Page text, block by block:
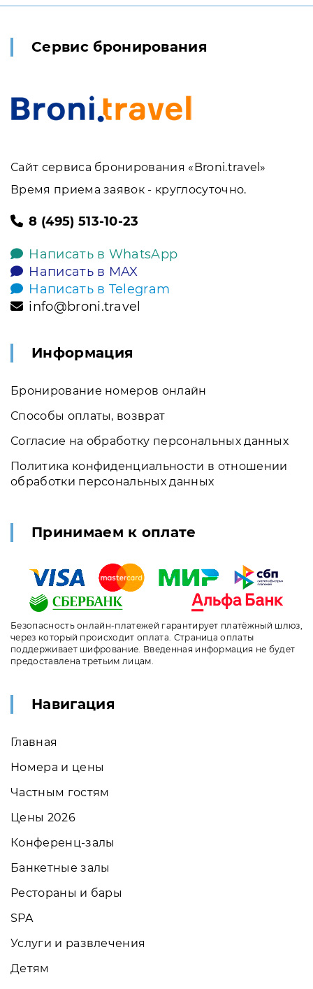
Сервис бронирования
Сайт сервиса бронирования «Broni.travel»
Время приема заявок - круглосуточно.
8 (495) 513-10-23
Написать в WhatsApp
Написать в MAX
Написать в Telegram
info@broni.travel
Информация
Бронирование номеров онлайн
Способы оплаты, возврат
Согласие на обработку персональных данных
Политика конфиденциальности в отношении
обработки персональных данных
Принимаем к оплате
Безопасность онлайн-платежей гарантирует платёжный шлюз,
через который происходит оплата. Страница оплаты
поддерживает шифрование. Введенная информация не будет
предоставлена третьим лицам.
Навигация
Главная
Номера и цены
Частным гостям
Цены 2026
Конференц-залы
Банкетные залы
Рестораны и бары
SPA
Услуги и развлечения
Детям